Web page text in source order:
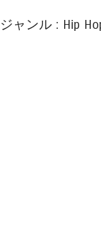
ジャンル : Hip